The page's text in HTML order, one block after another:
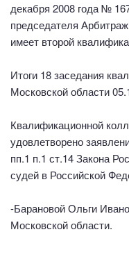
декабря 2008 года №
председателя
имеет второй
Итоги 18 заседания
Московской области
Квалификационной
удовлетворено
пп.1 п.1 ст.14 Закона
судей в Российской
-Барановой Ольги
Московской области.